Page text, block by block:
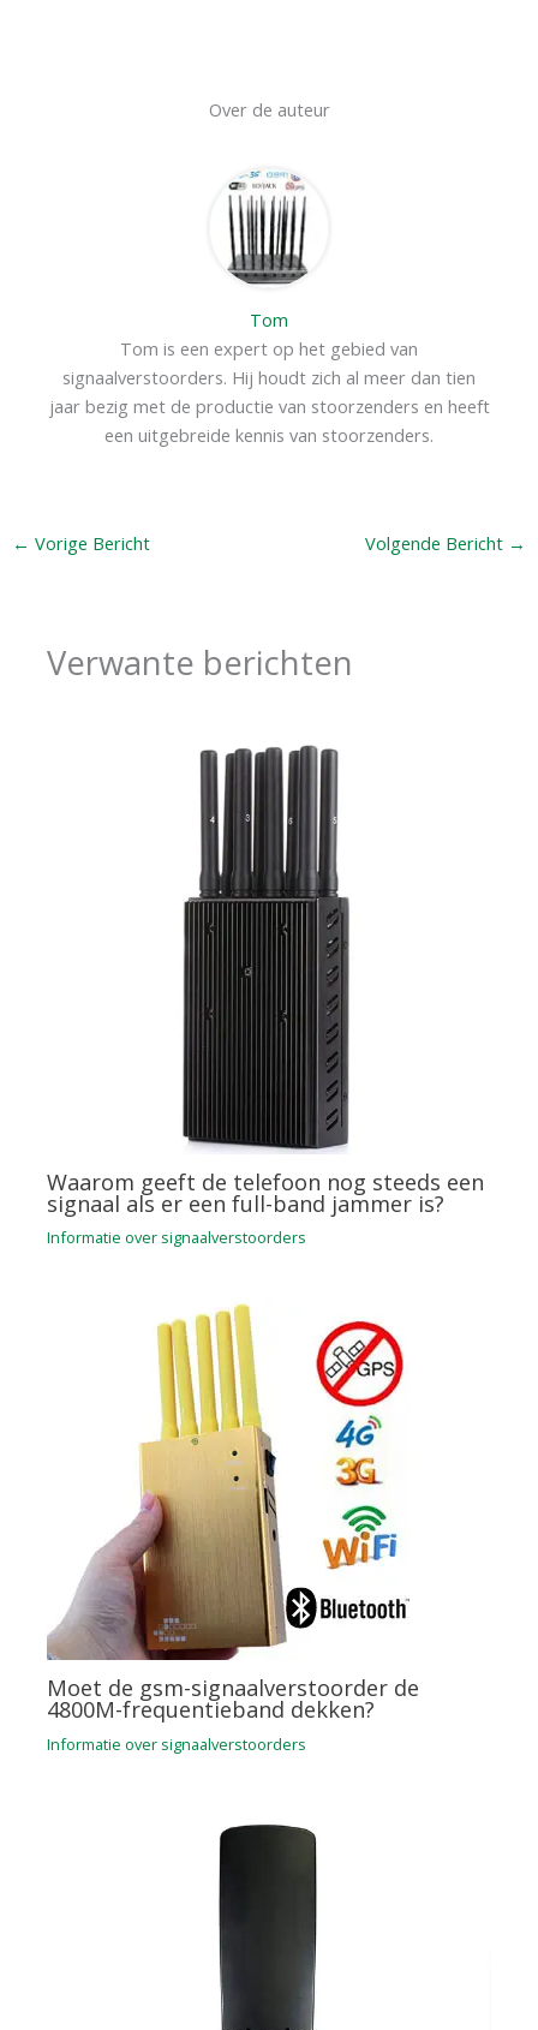
Over de auteur
Tom
Tom is een expert op het gebied van
signaalverstoorders. Hij houdt zich al meer dan tien
jaar bezig met de productie van stoorzenders en heeft
een uitgebreide kennis van stoorzenders.
← Vorige Bericht Volgende Bericht →
Verwante berichten
Waarom geeft de telefoon nog steeds een
signaal als er een full-band jammer is?
Informatie over signaalverstoorders
Moet de gsm-signaalverstoorder de
4800M-frequentieband dekken?
Informatie over signaalverstoorders